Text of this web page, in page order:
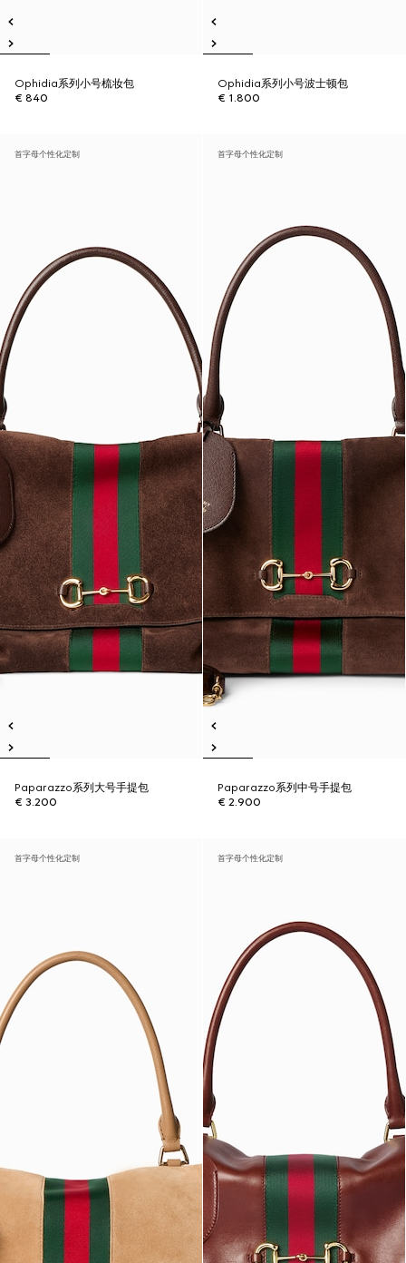
Ophidia系列小号梳妆包
€ 840
Ophidia系列小号波士顿包
€ 1.800
首字母个性化定制
Paparazzo系列大号手提包
€ 3.200
首字母个性化定制
Paparazzo系列中号手提包
€ 2.900
首字母个性化定制 首字母个性化定制